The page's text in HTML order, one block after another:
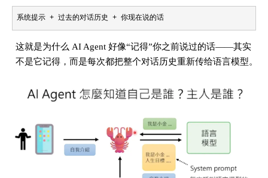
系统提示 + 过去的对话历史 + 你现在说的话
这就是为什么 AI Agent 好像“记得”你之前说过的话——其实
不是它记得，而是每次都把整个对话历史重新传给语言模型。